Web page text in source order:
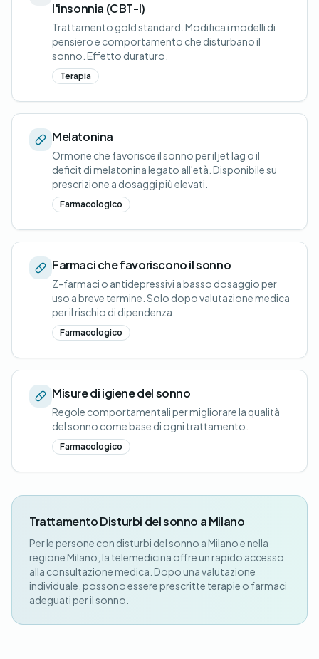
l'insonnia (CBT-I)
Trattamento gold standard. Modifica i modelli di
pensiero e comportamento che disturbano il
sonno. Effetto duraturo.
Terapia
Melatonina
Ormone che favorisce il sonno per il jet lag o il
deficit di melatonina legato all'età. Disponibile su
prescrizione a dosaggi più elevati.
Farmacologico
Farmaci che favoriscono il sonno
Z-farmaci o antidepressivi a basso dosaggio per
uso a breve termine. Solo dopo valutazione medica
per il rischio di dipendenza.
Farmacologico
Misure di igiene del sonno
Regole comportamentali per migliorare la qualità
del sonno come base di ogni trattamento.
Farmacologico
Trattamento Disturbi del sonno a Milano
Per le persone con disturbi del sonno a Milano e nella
regione Milano, la telemedicina offre un rapido accesso
alla consultazione medica. Dopo una valutazione
individuale, possono essere prescritte terapie o farmaci
adeguati per il sonno.